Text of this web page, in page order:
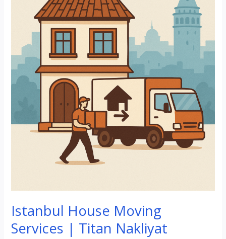
Istanbul House Moving
Services | Titan Nakliyat